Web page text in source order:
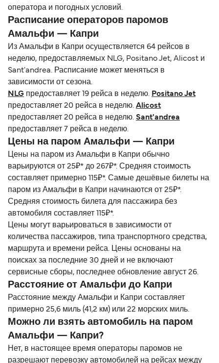
оператора и погодных условий.
Расписание операторов паромов
Амальфи — Капри
Из Амальфи в Капри осуществляется 64 рейсов в
неделю, предоставляемых NLG, Positano Jet, Alicost и
Sant'andrea. Расписание может меняться в
зависимости от сезона.
NLG предоставляет 19 рейса в неделю. Positano Jet
предоставляет 20 рейса в неделю. Alicost
предоставляет 20 рейса в неделю. Sant'andrea
предоставляет 7 рейса в неделю.
Цены на паром Амальфи — Капри
Цены на паром из Амальфи в Капри обычно
варьируются от 25₽* до 267₽*. Средняя стоимость
составляет примерно 115₽*. Самые дешёвые билеты на
паром из Амальфи в Капри начинаются от 25₽*.
Средняя стоимость билета для пассажира без
автомобиля составляет 115₽*.
Цены могут варьироваться в зависимости от
количества пассажиров, типа транспортного средства,
маршрута и времени рейса. Цены основаны на
поисках за последние 30 дней и не включают
сервисные сборы, последнее обновление август 26.
Расстояние от Амальфи до Капри
Расстояние между Амальфи и Капри составляет
примерно 25,6 миль (41,2 км) или 22 морских миль.
Можно ли взять автомобиль на паром
Амальфи — Капри?
Нет, в настоящее время операторы паромов не
разрешают перевозку автомобилей на рейсах между